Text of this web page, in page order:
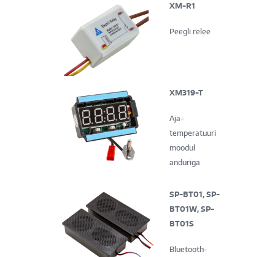
XM-R1
Peegli relee
XM319-T
Aja-
temperatuuri
moodul
anduriga
SP-BT01, SP-
BT01W, SP-
BT01S
Bluetooth-